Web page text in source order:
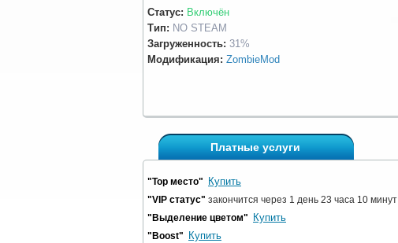
Статус: Включён
Тип: NO STEAM
Загруженность: 31%
Модификация: ZombieMod
Платные услуги
"Top место" Купить
"VIP статус" закончится через 1 день 23 часа 10 минут
"Выделение цветом" Купить
"Boost" Купить